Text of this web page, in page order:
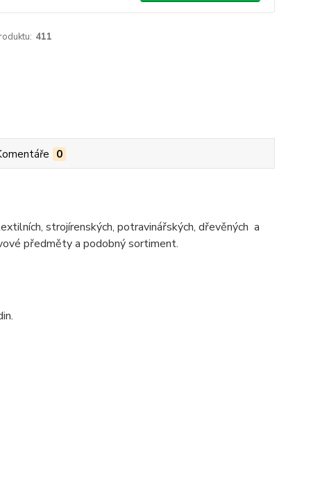
411
0
strojírenských, potravinářských, dřevěných a
předměty a podobný sortiment.